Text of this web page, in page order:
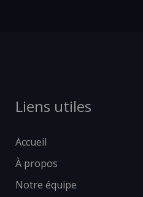
Liens utiles
Accueil
À propos
Notre équipe